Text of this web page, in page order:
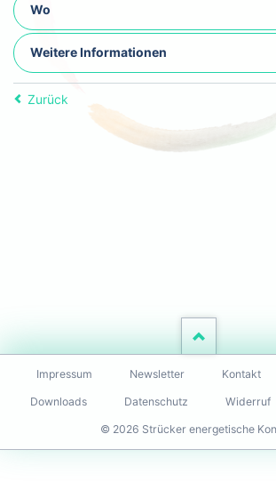
Wo
Weitere Informationen
Zurück
Navigation
überspringen
Impressum Newsletter Kontakt
Downloads Datenschutz Widerruf
© 2026 Strücker energetische